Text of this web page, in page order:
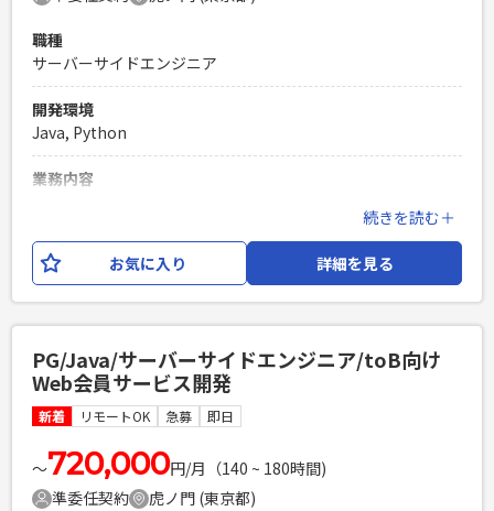
基本設計書・詳細設計書の作成および改修経験 ・配下メンバ
ーのスケジュール管理
PHPを用いたWebサービスの開発経験4年以上
Laravelを用いた開発経験1年以上
エンジニア複数人のチームでの開発経験
職種
サーバーサイドエンジニア
開発環境
Java, Python
業務内容
プラットフォームのリニューアル案件に サーバーサイドエン
ジニア（Python）のSEとしてご参画いただきます。 【開発環
境】Python,Azure,HTML,CSS,JavaScript,Azure,Claude
・PythonによるWebアプリケーション設計開発経験3年以上
・Gitを使用したチーム開発経験 ・対人コミュニケーション能
力の高い方（★重要）
Laravelを用いた開発経験1年以上
エンジニア複数人のチームでの開発経験
続きを読む＋
お気に入り 詳細を見る
PG/Java/サーバーサイドエンジニア/toB向け
Web会員サービス開発
新着 リモートOK 急募 即日
〜720,000円/月（140 ~ 180時間)
準委任契約
虎ノ門 (東京都)